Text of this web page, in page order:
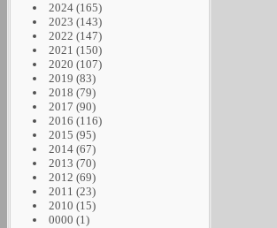
2024 (165)
2023 (143)
2022 (147)
2021 (150)
2020 (107)
2019 (83)
2018 (79)
2017 (90)
2016 (116)
2015 (95)
2014 (67)
2013 (70)
2012 (69)
2011 (23)
2010 (15)
0000 (1)